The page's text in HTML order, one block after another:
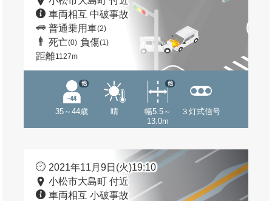
車両相互 中破事故
普通乗用車(2)
死亡(0) 負傷(1)
距離1127m
35～44歳
他
晴
幅5.5～
13.0m
他
３灯式信号
2021年11月9日(火)19:10
小松市大島町 付近
車両相互 小破事故